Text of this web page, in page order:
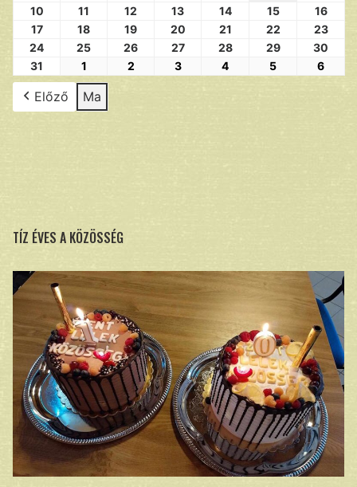
10
11 12 13 14 15
16
17
18 19 20 21 22
23
24
25 26 27 28 29
30
31
1 2 3 4 5 6
Előző Ma
TÍZ ÉVES A KÖZÖSSÉG